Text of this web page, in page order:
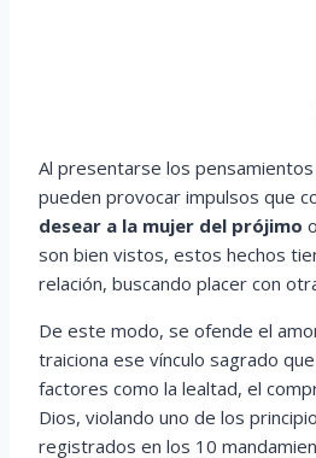
Al presentarse los
pueden provocar impulsos que
desear a la mujer del prójimo
son bien vistos, estos hechos
relación, buscando placer con
De este modo, se ofende el
traiciona ese vínculo sagrado
factores como la lealtad, el
Dios, violando uno de los
registrados en los 10